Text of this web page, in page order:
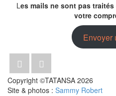
Les mails ne sont pas
votre
Envoyer
Copyright ©TATANSA 2026
Site & photos : Sammy Robert